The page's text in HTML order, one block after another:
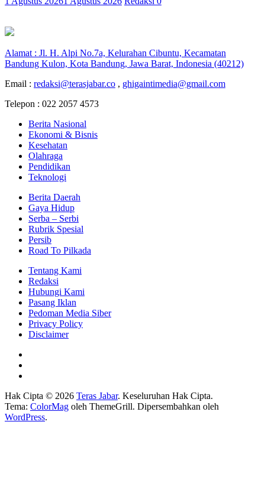
Alamat : Jl. H. Alpi No.7a, Kelurahan Cibuntu, Kecamatan
Bandung Kulon, Kota Bandung, Jawa Barat, Indonesia (40212)
Email : redaksi@terasjabar.co , ghigaintimedia@gmail.com
Telepon : 022 2057 4573
Berita Nasional
Ekonomi & Bisnis
Kesehatan
Olahraga
Pendidikan
Teknologi
Berita Daerah
Gaya Hidup
Serba – Serbi
Rubrik Spesial
Persib
Road To Pilkada
Tentang Kami
Redaksi
Hubungi Kami
Pasang Iklan
Pedoman Media Siber
Privacy Policy
Disclaimer
Hak Cipta © 2026 Teras Jabar. Keseluruhan Hak Cipta.
Tema: ColorMag oleh ThemeGrill. Dipersembahkan oleh
WordPress.